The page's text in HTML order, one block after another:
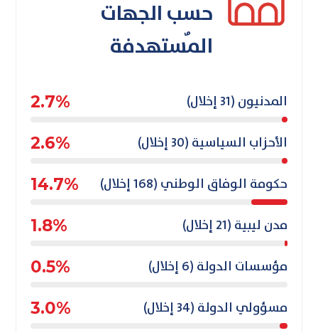
حسب الجهات
المٌستهدفة
المدنيون (31 إخلال) 2.7%
الأحزاب السياسية (30 إخلال) 2.6%
حكومة الوفاق الوطني (168 إخلال) 14.7%
مدن ليبية (21 إخلال) 1.8%
مؤسسات الدولة (6 إخلال) 0.5%
مسؤولي الدولة (34 إخلال) 3.0%